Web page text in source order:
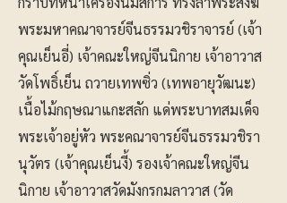
พระมหาคณาจารย์จีนธรรมวชิราจารย์ (เจ้า
คุณเย็นอี่) เจ้าคณะใหญ่จีนนิกาย เจ้าอาวาส
วัดโพธิ์เย็น ถวายเทพซิ่ว (เทพอายุวัฒนะ)
เนื้อไม้กฤษณาแกะสลัก แด่พระบาทสมเด็จ
พระเจ้าอยู่หัว พระคณาจารย์จีนธรรมวชิรา
นุวัตร (เจ้าคุณเย็นงี้) รองเจ้าคณะใหญ่จีน
นิกาย เจ้าอาวาสวัดมังกรกมลาวาส (วัด